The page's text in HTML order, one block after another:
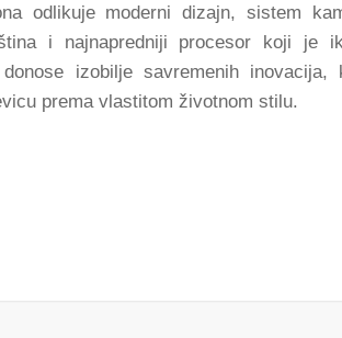
odlikuje moderni dizajn, sistem
i najnapredniji procesor koji je
izobilje savremenih inovacija,
prema vlastitom životnom stilu.